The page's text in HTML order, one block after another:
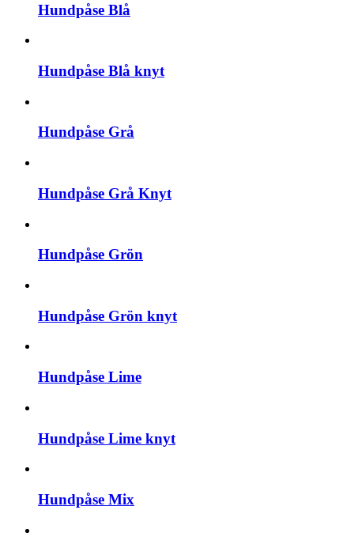
Hundpåse Blå
Hundpåse Blå knyt
Hundpåse Grå
Hundpåse Grå Knyt
Hundpåse Grön
Hundpåse Grön knyt
Hundpåse Lime
Hundpåse Lime knyt
Hundpåse Mix